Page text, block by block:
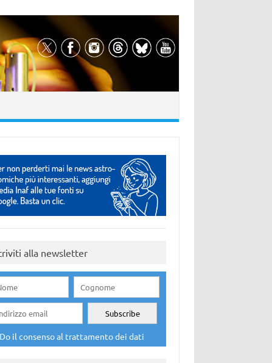
alla newsletter
Do il consenso al trattamento dei dati